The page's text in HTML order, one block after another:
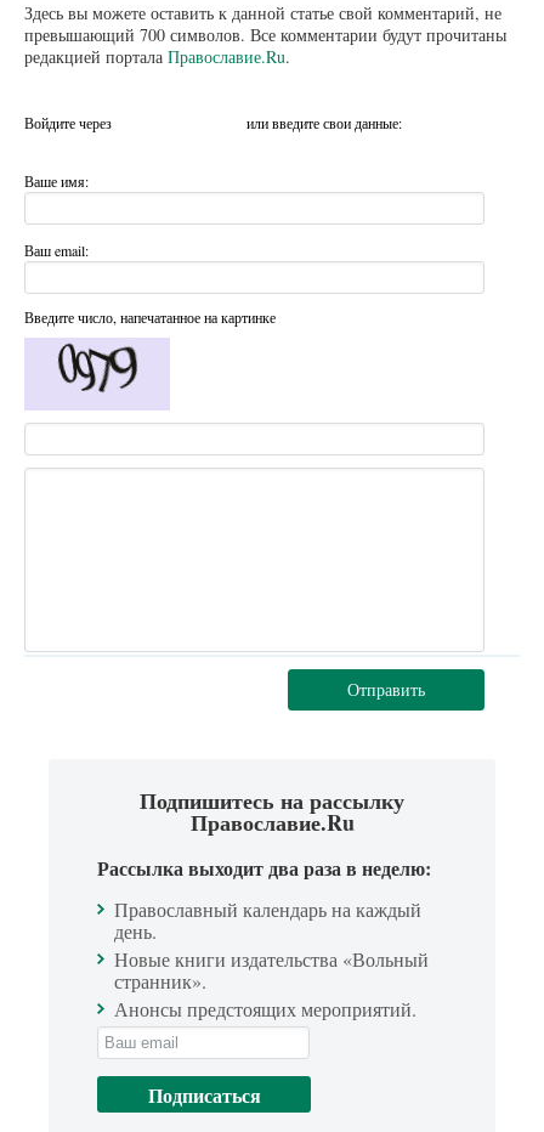
Здесь вы можете оставить к данной статье свой комментарий, не
превышающий 700 символов. Все комментарии будут прочитаны
редакцией портала Православие.Ru.
Войдите через или введите свои данные:
Ваше имя:
Ваш email:
Введите число, напечатанное на картинке
Отправить
Подпишитесь на рассылку
Православие.Ru
Рассылка выходит два раза в неделю:
Православный календарь на каждый
день.
Новые книги издательства «Вольный
странник».
Анонсы предстоящих мероприятий.